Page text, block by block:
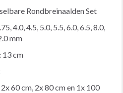
Rondbreinaalden Set
4.0, 4.5, 5.0, 5.5, 6.0, 6.5, 8.0,
mm
13 cm
60 cm, 2x 80 cm en 1x 100